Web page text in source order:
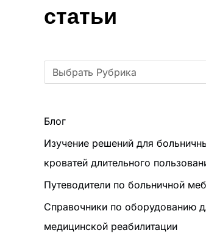
статьи
и
Блог
Изучение решений для
кроватей длительного
Путеводители по больничной
Справочники по оборудованию
медицинской реабилитации